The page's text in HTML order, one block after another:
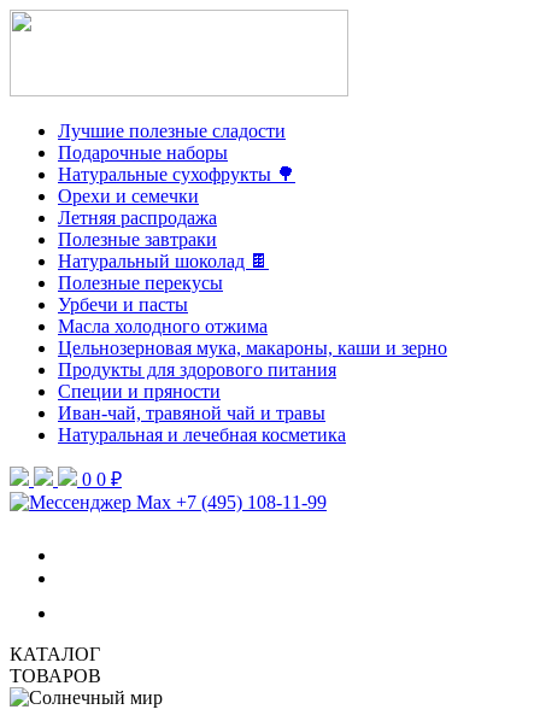
Лучшие полезные сладости
Подарочные наборы
Натуральные сухофрукты 🌳
Орехи и семечки
Летняя распродажа
Полезные завтраки
Натуральный шоколад 🍫
Полезные перекусы
Урбечи и пасты
Масла холодного отжима
Цельнозерновая мука, макароны, каши и зерно
Продукты для здорового питания
Специи и пряности
Иван-чай, травяной чай и травы
Натуральная и лечебная косметика
0 0 ₽
+7 (495) 108-11-99
КАТАЛОГ
ТОВАРОВ